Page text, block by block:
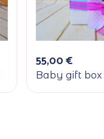
55,00€
Baby gift box